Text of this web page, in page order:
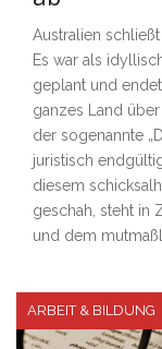
Australien
Es war als
geplant und
ganzes Land
der sogenannte
juristisch
diesem
geschah, steht in
und dem
ARBEIT & BILDUNG